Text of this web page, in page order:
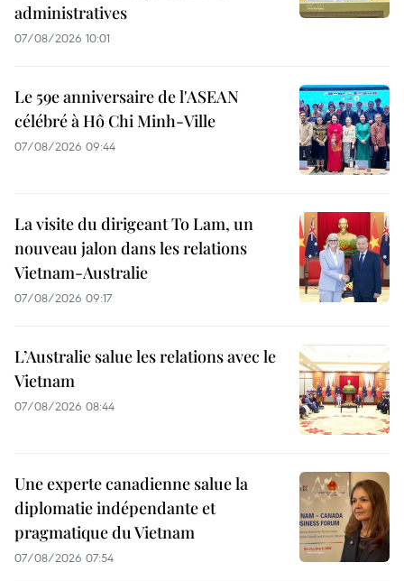
administratives
07/08/2026 10:01
Le 59e anniversaire de l'ASEAN
célébré à Hô Chi Minh-Ville
07/08/2026 09:44
La visite du dirigeant To Lam, un
nouveau jalon dans les relations
Vietnam-Australie
07/08/2026 09:17
L’Australie salue les relations avec le
Vietnam
07/08/2026 08:44
Une experte canadienne salue la
diplomatie indépendante et
pragmatique du Vietnam
07/08/2026 07:54